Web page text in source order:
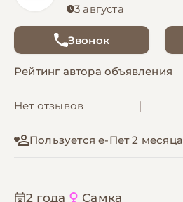
3 августа
Звонок
Рейтинг автора объявления
Нет отзывов
Пользуется е-Пет 2 месяца
2 года Самка